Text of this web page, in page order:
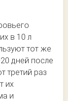
в 10 л
тот же
дней после
третий раз
их
и